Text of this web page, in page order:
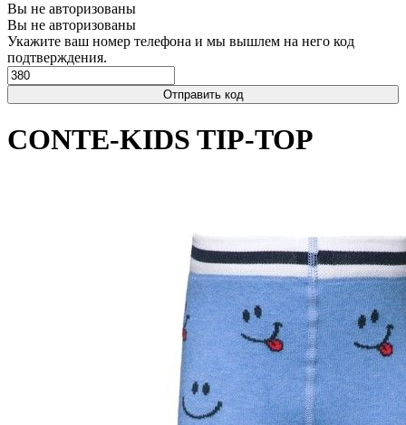
Вы не авторизованы
Вы не авторизованы
Укажите ваш номер телефона и мы вышлем на него код
подтверждения.
Отправить код
CONTE-KIDS TIP-TOP